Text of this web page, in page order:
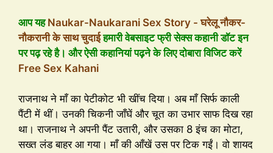
आप यहNaukar-Naukarani Sex Story - घरेलू नौकर-
नौकरानी के साथ चुदाईहमारी वेबसाइट फ्री सेक्स कहानी डॉट इन
पर पढ़ रहे है। और ऐसी कहानियां पढ़ने के लिए दोबारा विजिट करें
Free Sex Kahani
राजनाथ ने माँ का पेटीकोट भी खींच दिया। अब माँ सिर्फ काली
पैंटी में थीं। उनकी चिकनी जाँघें और चूत का उभार साफ दिख रहा
था। राजनाथ ने अपनी पैंट उतारी, और उसका 8 इंच का मोटा,
सख्त लंड बाहर आ गया। माँ की आँखें उस पर टिक गईं। वो शायद